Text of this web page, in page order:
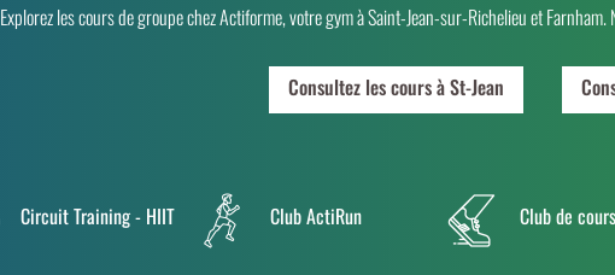
Explorez les cours de groupe chez Actiforme, votre gym à Saint-Jean-sur-Richelieu et
Consultez les cours à St-Jean
Circuit Training - HIIT Club ActiRun Club de